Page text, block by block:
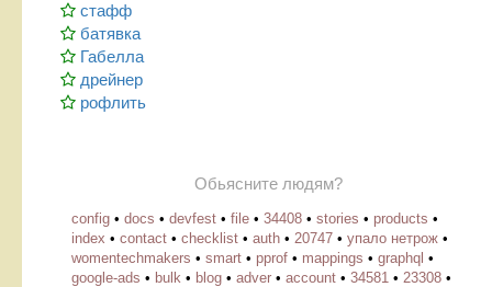
стафф
батявка
Габелла
дрейнер
рофлить
Обьясните людям?
config • docs • devfest • file • 34408 • stories • products •
index • contact • checklist • auth • 20747 • упало нетрож •
womentechmakers • smart • pprof • mappings • graphql •
google-ads • bulk • blog • adver • account • 34581 • 23308 •